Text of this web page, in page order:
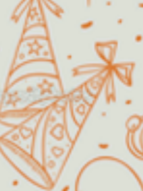
de funcionamento:
14h00 as
/
Agendar!